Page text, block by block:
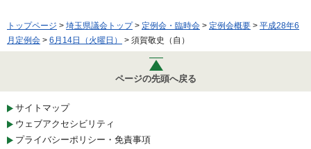
トップページ > 埼玉県議会トップ> 定例会・臨時会 > 定例会概要 > 平成28年6
月定例会 > 6月14日（火曜日） > 須賀敬史（自）
ページの先頭へ戻る
サイトマップ
ウェブアクセシビリティ
プライバシーポリシー・免責事項